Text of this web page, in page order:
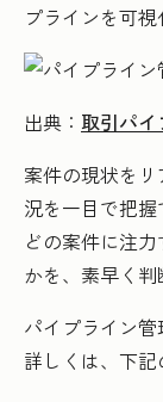
プラインを可視
出典： 取引パイ
案件の現状を
況を一目で把握
どの案件に注
かを、素早く判
パイプライン管
詳しくは、下記